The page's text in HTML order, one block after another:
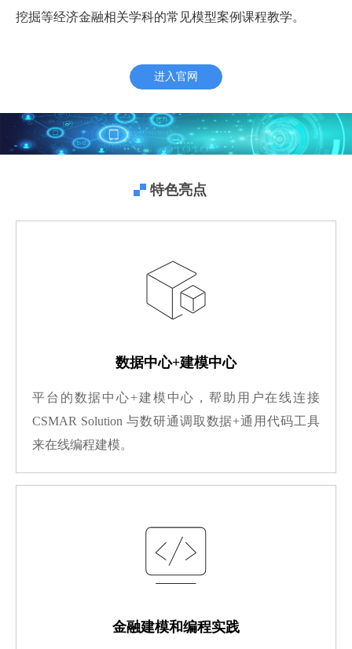
挖掘等经济金融相关学科的常见模型案例课程教学。
进入官网
特色亮点
数据中心+建模中心
平台的数据中心+建模中心，帮助用户在线连接
CSMAR Solution 与数研通调取数据+通用代码工具
来在线编程建模。
金融建模和编程实践